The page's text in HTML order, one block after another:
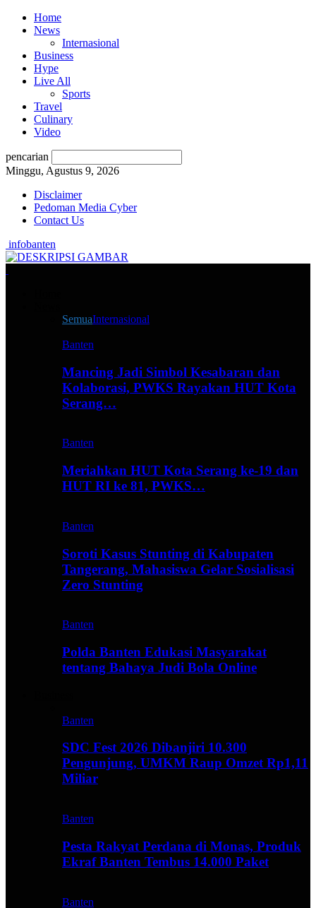
Home
News
Internasional
Business
Hype
Live All
Sports
Travel
Culinary
Video
pencarian
Minggu, Agustus 9, 2026
Disclaimer
Pedoman Media Cyber
Contact Us
infobanten
SemuaInternasional
Banten
Mancing Jadi Simbol Kesabaran dan
Kolaborasi, PWKS Rayakan HUT Kota
Serang…
Banten
Meriahkan HUT Kota Serang ke-19 dan
HUT RI ke 81, PWKS…
Banten
Soroti Kasus Stunting di Kabupaten
Tangerang, Mahasiswa Gelar Sosialisasi
Zero Stunting
Banten
Polda Banten Edukasi Masyarakat
tentang Bahaya Judi Bola Online
Banten
SDC Fest 2026 Dibanjiri 10.300
Pengunjung, UMKM Raup Omzet Rp1,11
Miliar
Banten
Pesta Rakyat Perdana di Monas, Produk
Ekraf Banten Tembus 14.000 Paket
Banten